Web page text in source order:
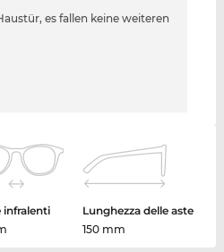
es fallen keine weiteren
infralenti
Lunghezza delle aste
150 mm